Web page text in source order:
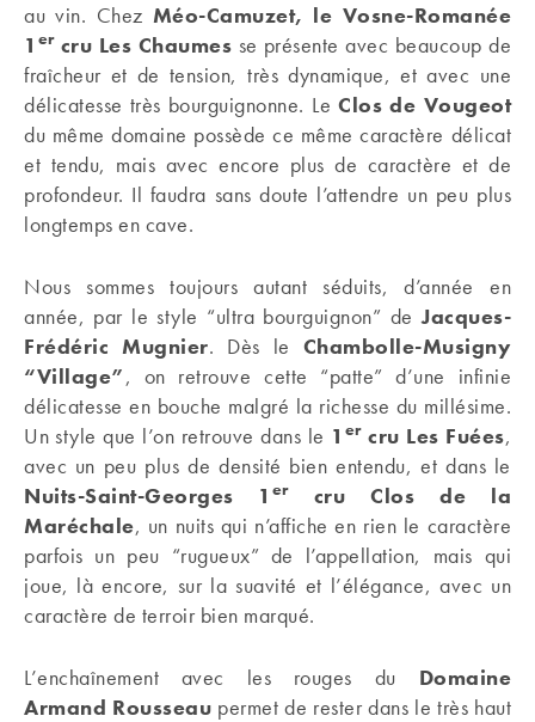
au vin. Chez Méo-Camuzet, le Vosne-Romanée
1 ercru Les Chaumes se présente avec beaucoup de
fraîcheur et de tension, très dynamique, et avec une
délicatesse très bourguignonne. LeClos de Vougeot
du même domaine possède ce même caractère délicat
et tendu, mais avec encore plus de caractère et de
profondeur. Il faudra sans doute l’attendre un peu plus
longtemps en cave.
Nous sommes toujours autant séduits, d’année en
année, par le style “ultra bourguignon” deJacques-
Frédéric Mugnier. Dès le Chambolle-Musigny
“Village”, on retrouve cette “patte” d’une infinie
délicatesse en bouche malgré la richesse du millésime.
Un style que l’on retrouve dans le 1 ercru Les Fuées,
avec un peu plus de densité bien entendu, et dans le
Nuits-Saint-Georges 1 ercru Clos de la
Maréchale, un nuits qui n’affiche en rien le caractère
parfois un peu “rugueux” de l’appellation, mais qui
joue, là encore, sur la suavité et l’élégance, avec un
caractère de terroir bien marqué.
L’enchaînement avec les rouges du Domaine
Armand Rousseau permet de rester dans le très haut